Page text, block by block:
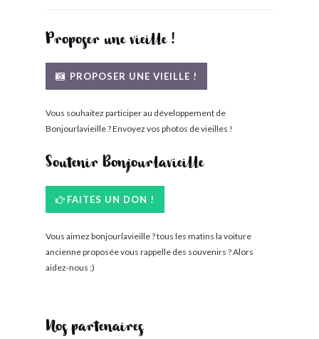
Proposer une vieille !
PROPOSER UNE VIEILLE !
Vous souhaitez participer au développement de
Bonjourlavieille ? Envoyez vos photos de vieilles !
Soutenir Bonjourlavieille
FAITES UN DON !
Vous aimez bonjourlavieille ? tous les matins la voiture
ancienne proposée vous rappelle des souvenirs ? Alors
aidez-nous ;)
Nos partenaires